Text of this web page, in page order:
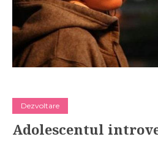
Dezvoltare
Adolescentul